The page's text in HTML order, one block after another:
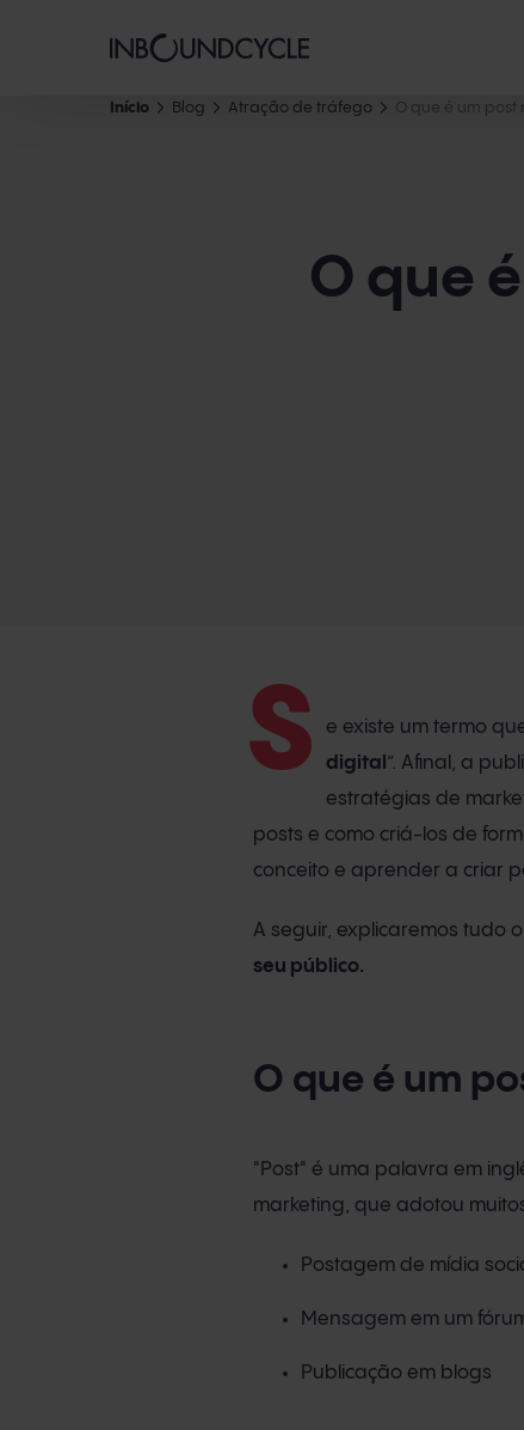
Início Blog Atração de tráfego O que é um
O que
S e existe um termo
digital ”. Afinal, a
estratégias de
posts e como criá-los de
conceito e aprender a criar
A seguir, explicaremos tudo
seu público.
O que é um
"Post" é uma palavra em
marketing, que adotou
Postagem de mídia
Mensagem em um
Publicação em blogs